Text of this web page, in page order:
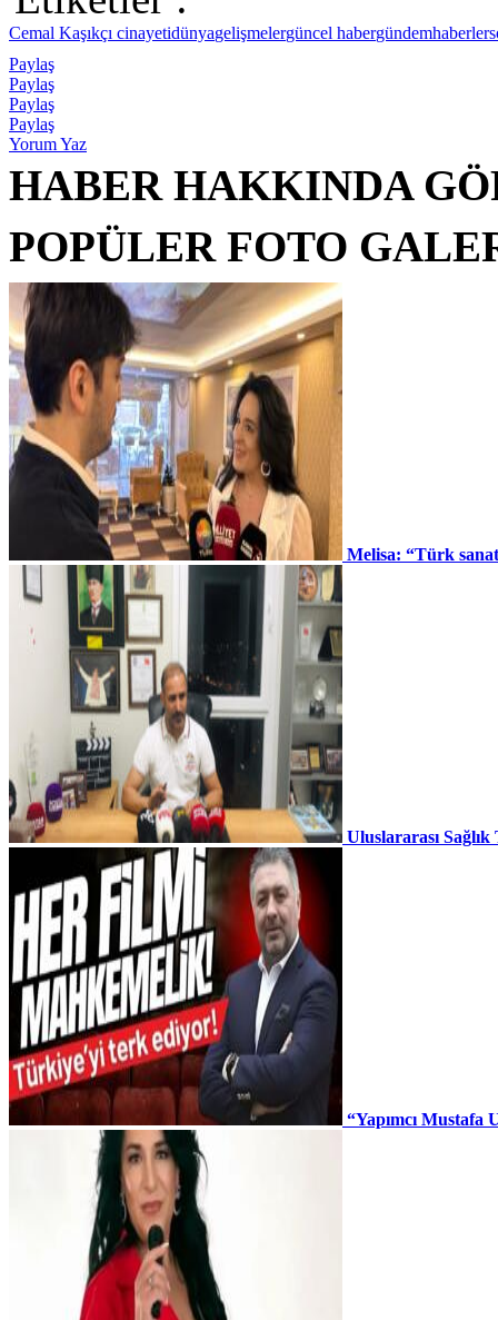
Cemal Kaşıkçı cinayetidünyagelişmelergüncel habergündemhaberler
Paylaş
Paylaş
Paylaş
Paylaş
Yorum Yaz
HABER HAKKINDA
POPÜLER FOTO
Melisa: “Türk
Uluslararası
“Yapımcı Mustafa